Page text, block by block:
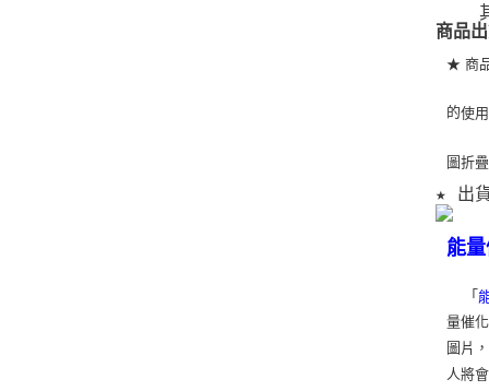
商品
★ 商
的使
圖折
★ 出
能
「
量催
圖片
人將